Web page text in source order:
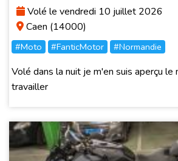
Volé le vendredi 10 juillet 2026
Caen (14000)
#Moto #FanticMotor #Normandie
Volé dans la nuit je m'en suis aperçu le
travailler